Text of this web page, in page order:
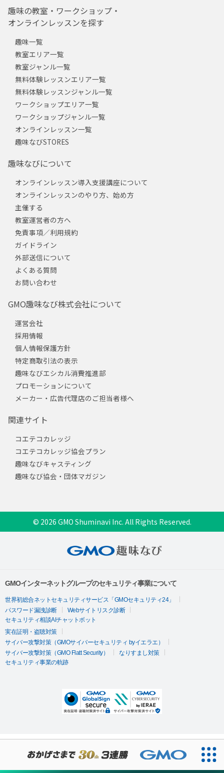
趣味の教室・ワークショップ・
オンラインレッスンを探す
趣味一覧
教室エリア一覧
教室ジャンル一覧
無料体験レッスンエリア一覧
無料体験レッスンジャンル一覧
ワークショップエリア一覧
ワークショップジャンル一覧
オンラインレッスン一覧
趣味なびSTORES
趣味なびについて
オンラインレッスン導入支援講座について
オンラインレッスンのやり方、始め方
主催する
教室運営者の方へ
免責事項／利用規約
ガイドライン
外部送信について
よくある質問
お問い合わせ
GMO趣味なび株式会社について
運営会社
採用情報
個人情報保護方針
特定商取引法の表示
趣味なびエシカル消費推進部
プロモーションについて
メーカー・広告代理店のご担当者様へ
関連サイト
コエテコカレッジ
コエテコカレッジ協会プラン
趣味なびキャスティング
趣味なび協会・団体マガジン
© 2026 GMO Shuminavi Inc. All Rights Reserved.